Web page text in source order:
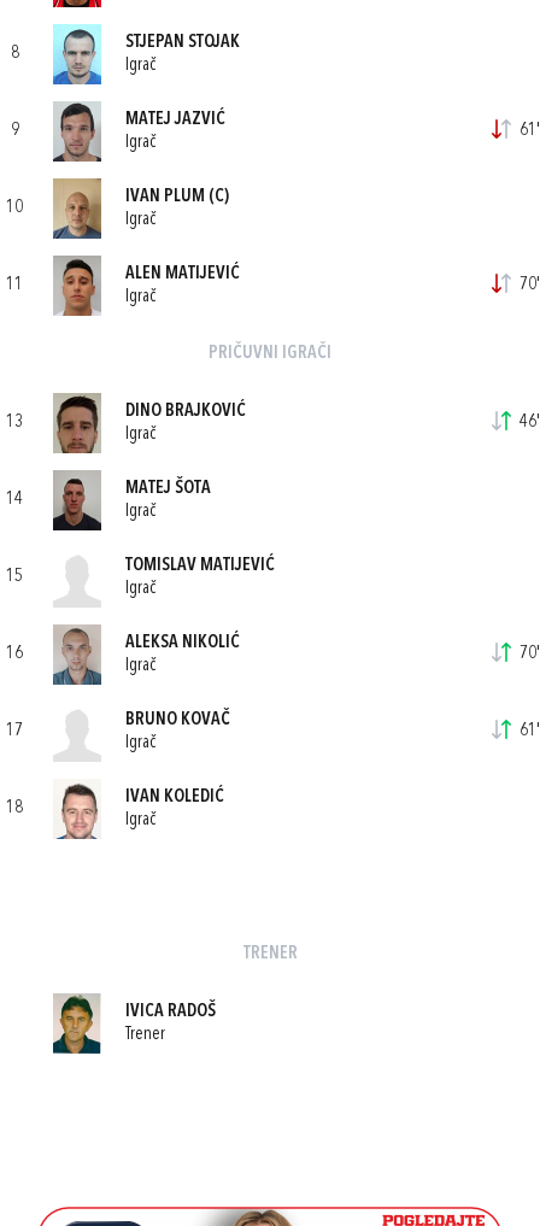
8
STJEPAN STOJAK
Igrač
9
MATEJ JAZVIĆ
Igrač
61'
10
IVAN PLUM (C)
Igrač
11
ALEN MATIJEVIĆ
Igrač
70'
PRIČUVNI IGRAČI
13
DINO BRAJKOVIĆ
Igrač
46'
14
MATEJ ŠOTA
Igrač
15
TOMISLAV MATIJEVIĆ
Igrač
16
ALEKSA NIKOLIĆ
Igrač
70'
17
BRUNO KOVAČ
Igrač
61'
18
IVAN KOLEDIĆ
Igrač
TRENER
IVICA RADOŠ
Trener